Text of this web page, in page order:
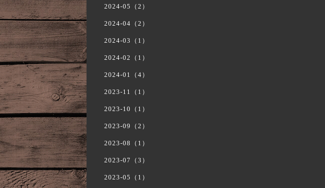
2024-05（2）
2024-04（2）
2024-03（1）
2024-02（1）
2024-01（4）
2023-11（1）
2023-10（1）
2023-09（2）
2023-08（1）
2023-07（3）
2023-05（1）